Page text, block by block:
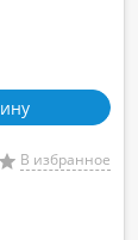
В избранное